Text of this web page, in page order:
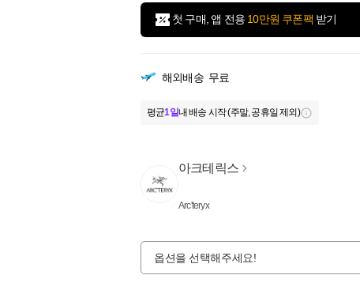
첫 구매, 앱 전용 10만원 쿠폰팩 받기
해외배송 무료
평균1일내 배송 시작 (주말, 공휴일 제외)
아크테릭스
Arc'teryx
옵션을 선택해주세요!